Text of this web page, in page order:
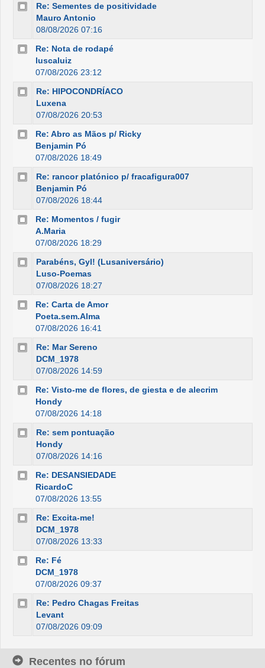
Re: Sementes de positividade
Mauro Antonio
08/08/2026 07:16
Re: Nota de rodapé
luscaluiz
07/08/2026 23:12
Re: HIPOCONDRÍACO
Luxena
07/08/2026 20:53
Re: Abro as Mãos p/ Ricky
Benjamin Pó
07/08/2026 18:49
Re: rancor platónico p/ fracafigura007
Benjamin Pó
07/08/2026 18:44
Re: Momentos / fugir
A.Maria
07/08/2026 18:29
Parabéns, Gyl! (Lusaniversário)
Luso-Poemas
07/08/2026 18:27
Re: Carta de Amor
Poeta.sem.Alma
07/08/2026 16:41
Re: Mar Sereno
DCM_1978
07/08/2026 14:59
Re: Visto-me de flores, de giesta e de alecrim
Hondy
07/08/2026 14:18
Re: sem pontuação
Hondy
07/08/2026 14:16
Re: DESANSIEDADE
RicardoC
07/08/2026 13:55
Re: Excita-me!
DCM_1978
07/08/2026 13:33
Re: Fé
DCM_1978
07/08/2026 09:37
Re: Pedro Chagas Freitas
Levant
07/08/2026 09:09
Recentes no fórum